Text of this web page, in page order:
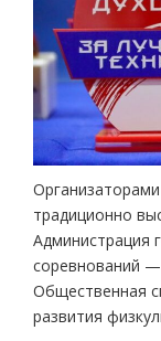
традиционно
Администрация
соревнований —
Общественная
развития